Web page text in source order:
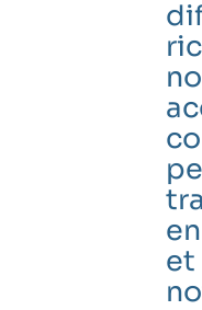
et